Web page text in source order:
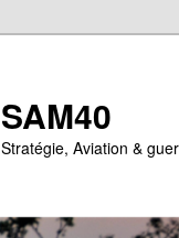
SAM40
Stratégie, Aviation &